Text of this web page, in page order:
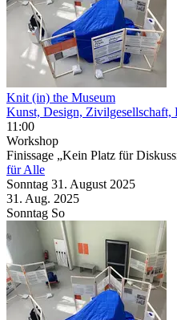
Knit (in) the Museum
Kunst, Design, Zivilgesellschaft,
11:00
Workshop
Finissage „Kein Platz für
für Alle
Sonntag 31. August 2025
31. Aug. 2025
Sonntag So